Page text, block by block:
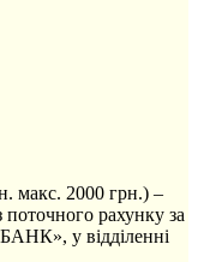
макс. 2000 грн.) –
поточного рахунку за
у відділенні